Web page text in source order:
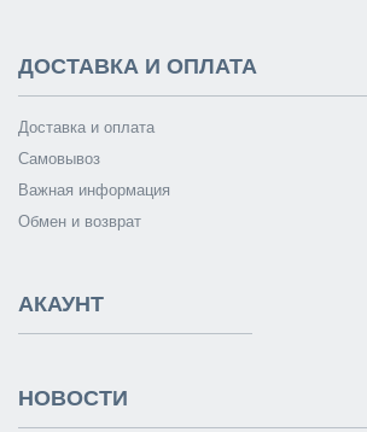
ДОСТАВКА И ОПЛАТА
Доставка и оплата
Самовывоз
Важная информация
Обмен и возврат
АКАУНТ
НОВОСТИ